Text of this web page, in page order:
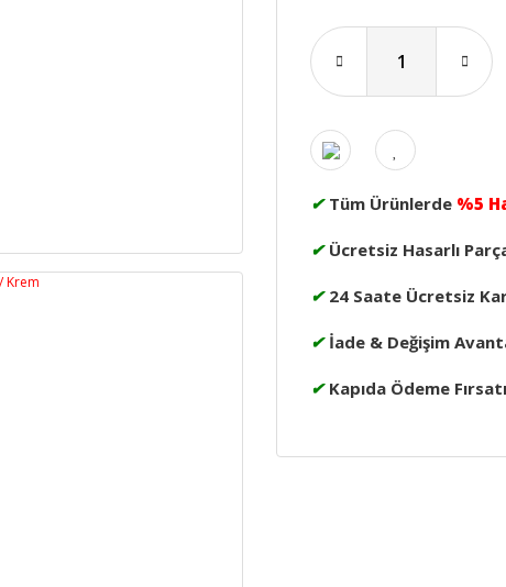
✔ Tüm Ürünlerde %5
✔ Ücretsiz Hasarlı
✔ 24 Saate Ücretsiz
✔ İade & Değişim
✔ Kapıda Ödeme Fırsatı